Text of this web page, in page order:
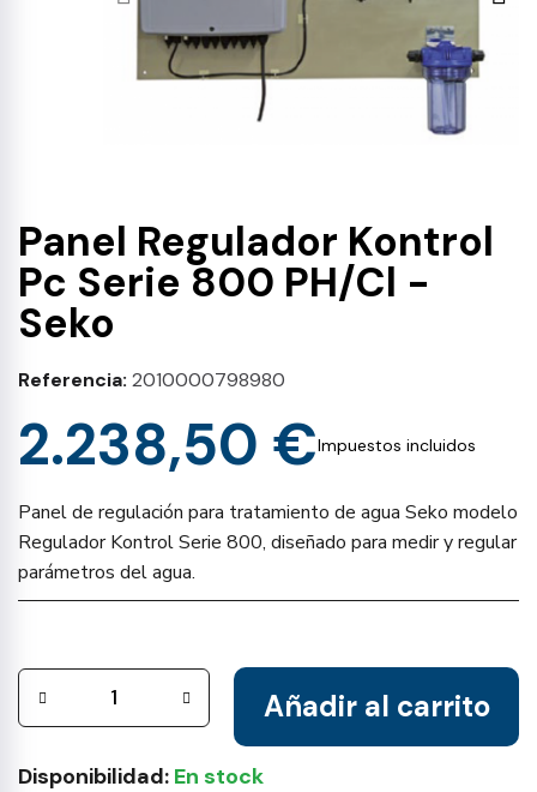
Panel Regulador Kontrol
Pc Serie 800 PH/Cl -
Seko
Referencia 2010000798980
2.238,50 €Impuestos incluidos
Panel de regulación para tratamiento de agua Seko modelo
Regulador Kontrol Serie 800, diseñado para medir y regular
parámetros del agua.
Añadir al carrito
Disponibilidad: En stock